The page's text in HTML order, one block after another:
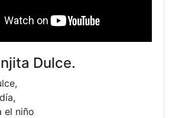
Dulce.
el niño